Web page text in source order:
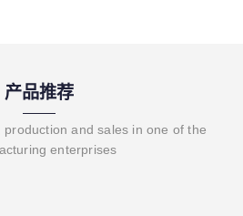
产品推荐
production and sales in one of the
enterprises